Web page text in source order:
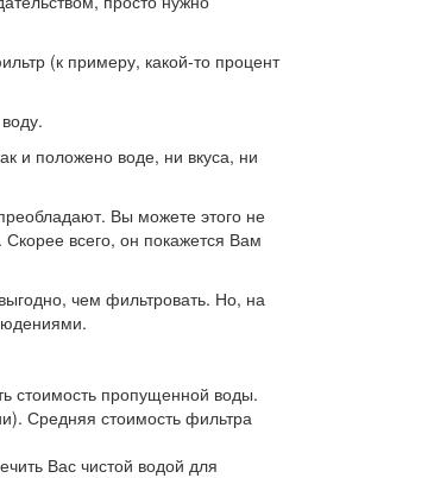
(к примеру, какой-то процент
и положено воде, ни вкуса, ни
Вы можете этого не
Скорее всего, он покажется Вам
чем фильтровать. Но, на
стоимость пропущенной воды.
Средняя стоимость фильтра
Вас чистой водой для